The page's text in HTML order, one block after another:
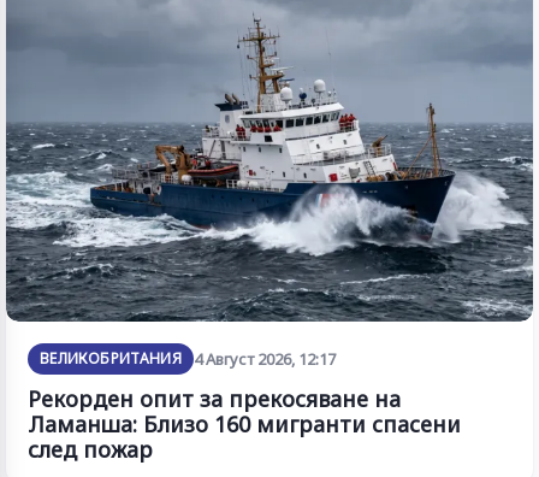
ВЕЛИКОБРИТАНИЯ 4 Август 2026, 12:17
Рекорден опит за прекосяване на
Ламанша: Близо 160 мигранти спасени
след пожар